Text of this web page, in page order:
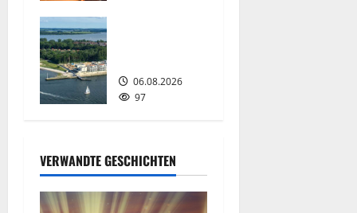
o
n
06.08.2026
97
VERWANDTE GESCHICHTEN